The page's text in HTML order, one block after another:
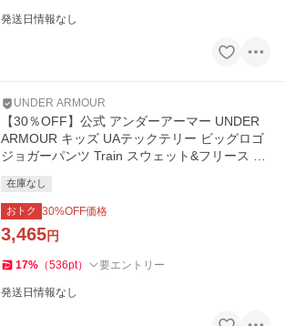
発送日情報なし
UNDER ARMOUR
【30％OFF】公式 アンダーアーマー UNDER
ARMOUR キッズ UAテックテリー ビッグロゴ
ジョガーパンツ Train スウェット&フリース ロ
在庫なし
おトク 30%OFF価格
3,465円
17% （536pt） 要エントリー
発送日情報なし